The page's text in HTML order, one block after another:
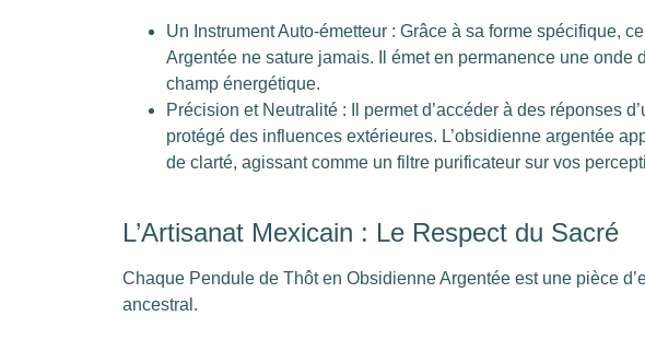
Un Instrument Auto-émetteur : Grâce à sa forme spécifique,
Argentée ne sature jamais. Il émet en permanence une onde
champ énergétique.
Précision et Neutralité : Il permet d’accéder à des réponses
protégé des influences extérieures. L’obsidienne argentée
de clarté, agissant comme un filtre purificateur sur vos
L’Artisanat Mexicain : Le Respect du Sacré
Chaque Pendule de Thôt en Obsidienne Argentée est une pièce
ancestral.